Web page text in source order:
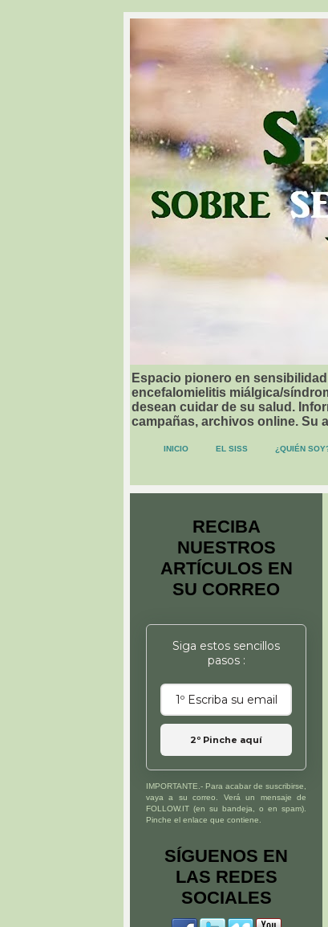
Espacio pionero en
encefalomielitis miálgica/
desean cuidar de su salud.
campañas, archivos online. Su
INICIO EL SISS ¿QUIÉN
RECIBA
NUESTROS
ARTÍCULOS EN
SU CORREO
Siga estos sencillos
pasos :
2º Pinche aquí
IMPORTANTE.- Para acabar de suscribirse,
vaya a su correo. Verá un mensaje de
FOLLOW.IT (en su bandeja, o en spam).
Pinche el enlace que contiene.
SÍGUENOS EN
LAS REDES
SOCIALES